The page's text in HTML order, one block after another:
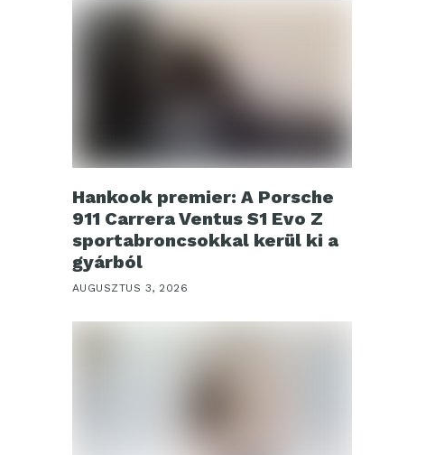
Hankook premier: A Porsche
911 Carrera Ventus S1 Evo Z
sportabroncsokkal kerül ki a
gyárból
AUGUSZTUS 3, 2026